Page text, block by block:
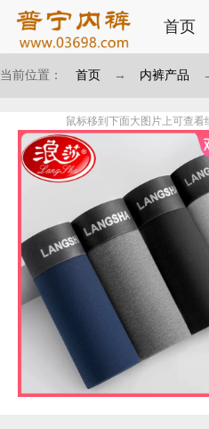
首页
当前位置： 首页 → 内裤产品
鼠标移到下面大图片上可查看